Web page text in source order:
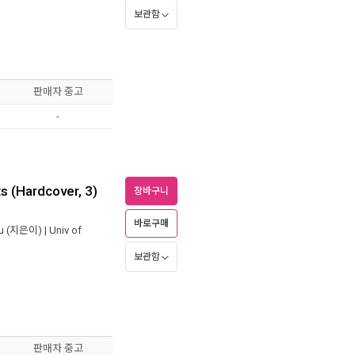
보관함
판매자 중고
-
(Hardcover, 3)
(지은이) | Univ of
장바구니
바로구매
보관함
판매자 중고